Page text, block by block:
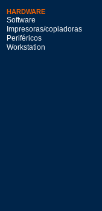
HARDWARE
Software
Impresoras/copiadoras
Periféricos
Workstation